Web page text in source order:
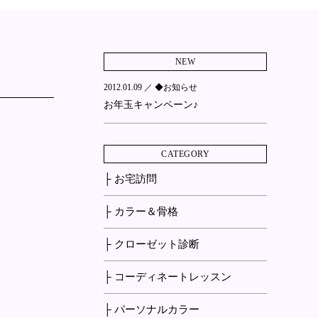
NEW
2012.01.09 ／ ◆お知らせ
お年玉キャンペーン♪
CATEGORY
├ お宅訪問
├ カラー＆骨格
├ クローゼット診断
├ コーディネートレッスン
├ パーソナルカラー